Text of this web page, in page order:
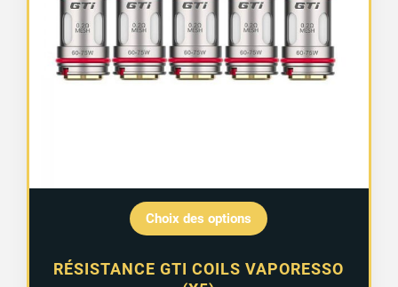
Choix des options
RÉSISTANCE GTI COILS VAPORESSO